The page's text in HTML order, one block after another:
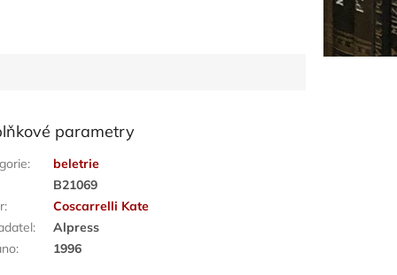
parametry
:
beletrie
B21069
:
Coscarrelli Kate
:
Alpress
: 1996